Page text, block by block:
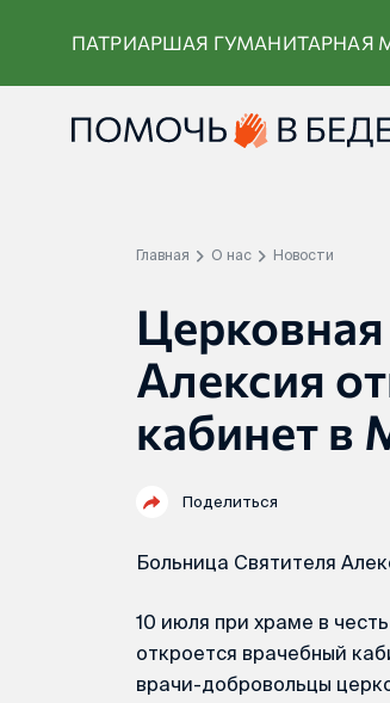
ПАТРИАРШАЯ ГУМАНИТАРНАЯ
Главная О нас Новости
Алексия
кабинет в
Поделиться
Больница Святителя
10 июля при храме в
откроется врачебный
врачи-добровольцы